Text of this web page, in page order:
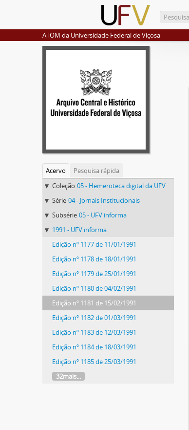
ATOM da Universidade Federal de Viçosa
Acervo
Pesquisa rápida
Coleção 05 - Hemeroteca digital da UFV
Série 04 - Jornais Institucionais
Subsérie 05 - UFV informa
1991 - UFV informa
Edição nº 1177 de 11/01/1991
Edição nº 1178 de 18/01/1991
Edição nº 1179 de 25/01/1991
Edição nº 1180 de 04/02/1991
Edição nº 1181 de 15/02/1991
Edição nº 1182 de 01/03/1991
Edição nº 1183 de 12/03/1991
Edição nº 1184 de 18/03/1991
Edição nº 1185 de 25/03/1991
32mais...